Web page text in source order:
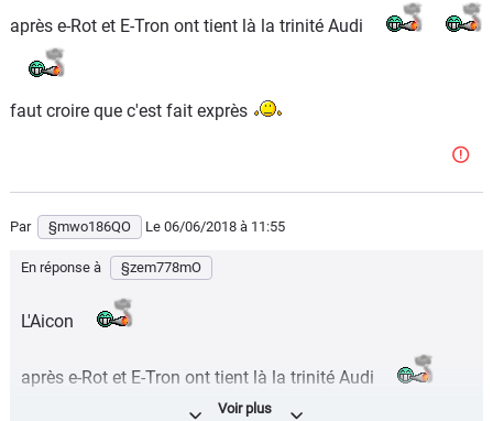
après e-Rot et E-Tron ont tient là la trinité Audi
faut croire que c'est fait exprès
Par §mwo186QO Le 06/06/2018 à 11:55
En réponse à §zem778mO
L'Aicon
après e-Rot et E-Tron ont tient là la trinité Audi